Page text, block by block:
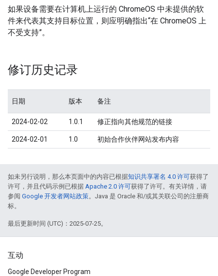
如果设备需要在计算机上运行的 ChromeOS 中未提供的软
件来代表其支持目标位置，则应明确指出“在 ChromeOS 上
不受支持”。
修订历史记录
日期 版本 备注
2024-02-02 1.0.1 修正指向其他规范的链接
2024-02-01 1.0 初始合作伙伴网站发布内容
如未另行说明，那么本页面中的内容已根据知识共享署名 4.0 许可获得了
许可，并且代码示例已根据 Apache 2.0 许可获得了许可。有关详情，请
参阅 Google 开发者网站政策。Java 是 Oracle 和/或其关联公司的注册商
标。
最后更新时间 (UTC)：2025-07-25。
互动
Google Developer Program